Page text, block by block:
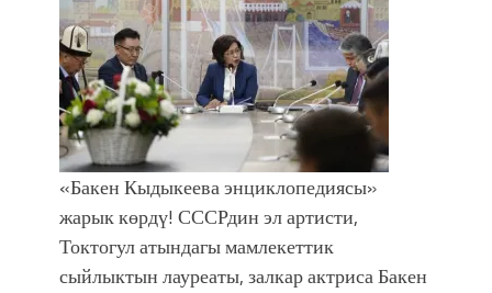
«Бакен Кыдыкеева энциклопедиясы»
жарык көрдү! СССРдин эл артисти,
Токтогул атындагы мамлекеттик
сыйлыктын лауреаты, залкар актриса Бакен